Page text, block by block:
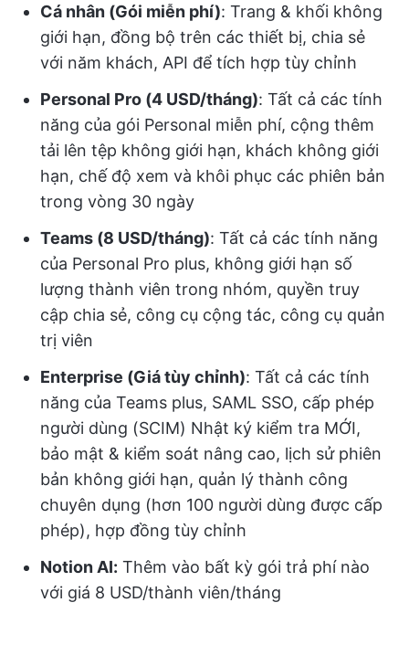
Cá nhân (Gói miễn phí): Trang & khối không
giới hạn, đồng bộ trên các thiết bị, chia sẻ
với năm khách, API để tích hợp tùy chỉnh
Personal Pro (4 USD/tháng): Tất cả các tính
năng của gói Personal miễn phí, cộng thêm
tải lên tệp không giới hạn, khách không giới
hạn, chế độ xem và khôi phục các phiên bản
trong vòng 30 ngày
Teams (8 USD/tháng): Tất cả các tính năng
của Personal Pro plus, không giới hạn số
lượng thành viên trong nhóm, quyền truy
cập chia sẻ, công cụ cộng tác, công cụ quản
trị viên
Enterprise (Giá tùy chỉnh): Tất cả các tính
năng của Teams plus, SAML SSO, cấp phép
người dùng (SCIM) Nhật ký kiểm tra MỚI,
bảo mật & kiểm soát nâng cao, lịch sử phiên
bản không giới hạn, quản lý thành công
chuyên dụng (hơn 100 người dùng được cấp
phép), hợp đồng tùy chỉnh
Notion AI: Thêm vào bất kỳ gói trả phí nào
với giá 8 USD/thành viên/tháng